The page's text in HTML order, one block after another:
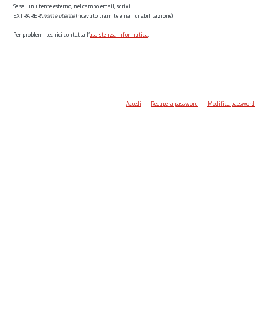
Se sei un utente esterno, nel campo email, scrivi
EXTRARER\nome utente(ricevuto tramite email di abilitazione)
Per problemi tecnici contatta l’assistenza informatica.
Accedi Recupera password Modifica password